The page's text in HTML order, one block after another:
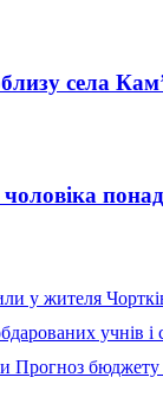
села
у жителя
учнів і
Прогноз бюджету